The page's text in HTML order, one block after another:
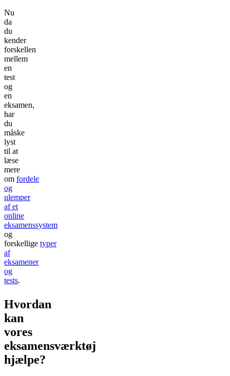
Nu
da
du
kender
forskellen
mellem
en
test
og
en
eksamen,
har
du
måske
lyst
til at
læse
mere
om fordele
og
ulemper
af et
online
eksamenssystem
og
forskellige typer
af
eksamener
og
tests.
Hvordan
kan
vores
eksamensværktøj
hjælpe?